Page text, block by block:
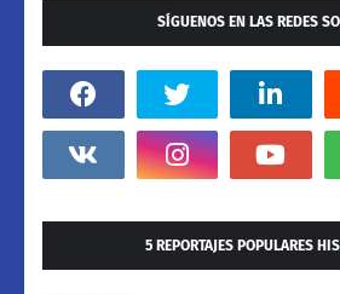
SÍGUENOS EN LAS REDES
5 REPORTAJES POPULARES